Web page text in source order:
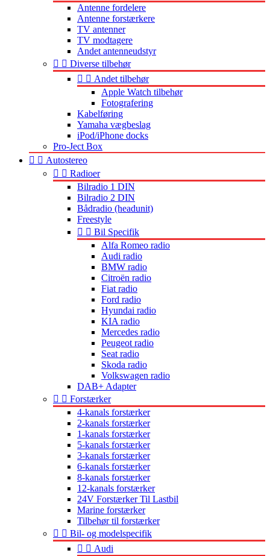
Antenne fordelere
Antenne forstærkere
TV antenner
TV modtagere
Andet antenneudstyr
  Diverse tilbehør
  Andet tilbehør
Apple Watch tilbehør
Fotografering
Kabelføring
Yamaha vægbeslag
iPod/iPhone docks
Pro-Ject Box
  Autostereo
  Radioer
Bilradio 1 DIN
Bilradio 2 DIN
Bådradio (headunit)
Freestyle
  Bil Specifik
Alfa Romeo radio
Audi radio
BMW radio
Citroën radio
Fiat radio
Ford radio
Hyundai radio
KIA radio
Mercedes radio
Peugeot radio
Seat radio
Skoda radio
Volkswagen radio
DAB+ Adapter
  Forstærker
4-kanals forstærker
2-kanals forstærker
1-kanals forstærker
5-kanals forstærker
3-kanals forstærker
6-kanals forstærker
8-kanals forstærker
12-kanals forstærker
24V Forstærker Til Lastbil
Marine forstærker
Tilbehør til forstærker
  Bil- og modelspecifik
  Audi